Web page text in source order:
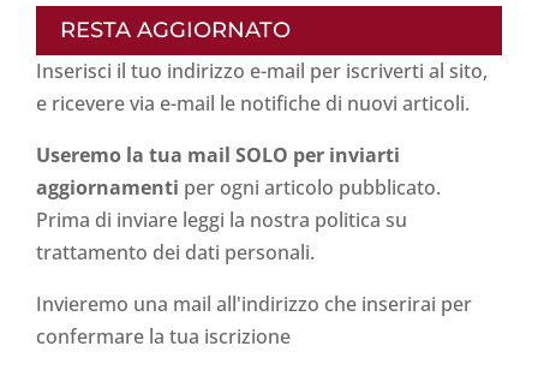
RESTA AGGIORNATO
Inserisci il tuo indirizzo e-mail per iscriverti al sito,
e ricevere via e-mail le notifiche di nuovi articoli.
Useremo la tua mail SOLO per inviarti
aggiornamenti per ogni articolo pubblicato.
Prima di inviare leggi la nostra politica su
trattamento dei dati personali.
Invieremo una mail all'indirizzo che inserirai per
confermare la tua iscrizione